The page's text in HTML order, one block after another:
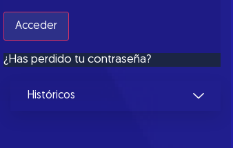
¿Has perdido tu contraseña?
Históricos